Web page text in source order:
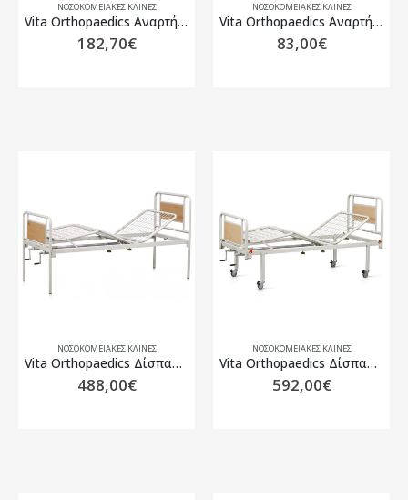
ΝΟΣΟΚΟΜΕΙΑΚΈΣ ΚΛΊΝΕΣ
Vita Orthopaedics Αναρτήρας Έλξης Δαπέδου 10-2-162
182,70€
ΝΟΣΟΚΟΜΕΙΑΚΈΣ ΚΛΊΝΕΣ
Vita Orthopaedics Αναρτήρας Έλξης Κλίνης 10-2-161
83,00€
ΝΟΣΟΚΟΜΕΙΑΚΈΣ ΚΛΊΝΕΣ
Vita Orthopaedics Δίσπαστη Κλίνη 10-2-160
488,00€
ΝΟΣΟΚΟΜΕΙΑΚΈΣ ΚΛΊΝΕΣ
Vita Orthopaedics Δίσπαστη Κλίνη Με Ρόδες 10-2-013
592,00€